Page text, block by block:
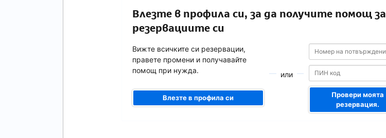
Влезте в профила си, за да получите помощ за
резервациите си
Вижте всичките си резервации,
правете промени и получавайте
помощ при нужда.
Влезте в профила си
или
Номер
на
потвърждението
Номер
потвърждението
Провери моята
резервация.